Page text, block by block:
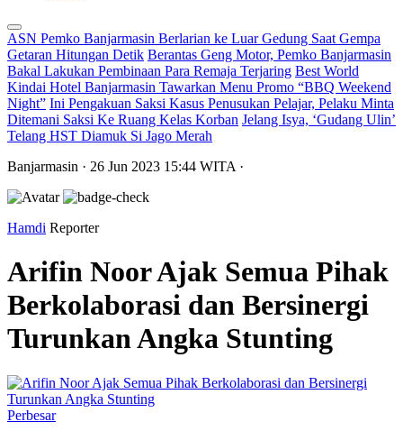
ASN Pemko Banjarmasin Berlarian ke Luar Gedung Saat Gempa
Getaran Hitungan Detik Berantas Geng Motor, Pemko Banjarmasin
Bakal Lakukan Pembinaan Para Remaja Terjaring Best World
Kindai Hotel Banjarmasin Tawarkan Menu Promo “BBQ Weekend
Night” Ini Pengakuan Saksi Kasus Penusukan Pelajar, Pelaku Minta
Ditemani Saksi Ke Ruang Kelas Korban Jelang Isya, ‘Gudang Ulin’
Telang HST Diamuk Si Jago Merah
Banjarmasin · 26 Jun 2023 15:44 WITA ·
Hamdi Reporter
Arifin Noor Ajak Semua Pihak
Berkolaborasi dan Bersinergi
Turunkan Angka Stunting
Perbesar